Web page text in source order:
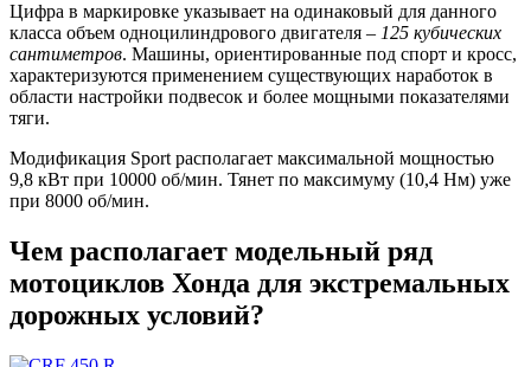
Цифра в маркировке указывает на одинаковый для данного
класса объем одноцилиндрового двигателя – 125 кубических
сантиметров. Машины, ориентированные под спорт и кросс,
характеризуются применением существующих наработок в
области настройки подвесок и более мощными показателями
тяги.
Модификация Sport располагает максимальной мощностью
9,8 кВт при 10000 об/мин. Тянет по максимуму (10,4 Нм) уже
при 8000 об/мин.
Чем располагает модельный ряд
мотоциклов Хонда для экстремальных
дорожных условий?